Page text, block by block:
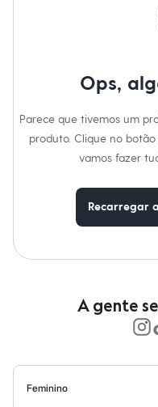
Dia dos Pais
Inverno
Camisetas e Regatas
Casacos e Jaquetas
Jeans
Bolsas e Mochilas
Chapéus e Bonés
Relógios
Calçados
Ops,
Parece que tivemos um
produto. Clique no
vamos fazer
Recarregar
A gente
Feminino